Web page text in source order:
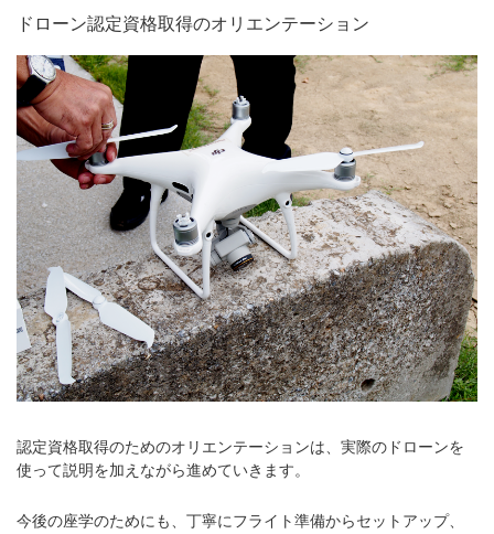
ドローン認定資格取得のオリエンテーション
認定資格取得のためのオリエンテーションは、実際のドローンを
使って説明を加えながら進めていきます。
今後の座学のためにも、丁寧にフライト準備からセットアップ、